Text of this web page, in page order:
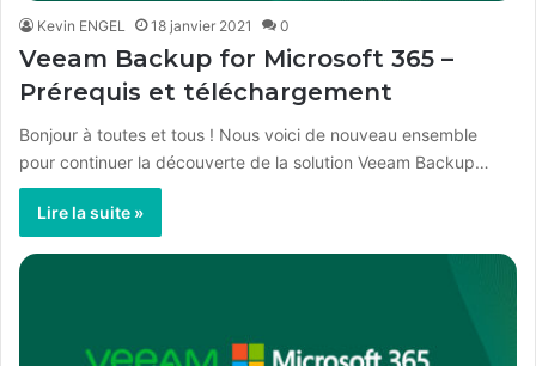
Kevin ENGEL 18 janvier 2021 0
Veeam Backup for Microsoft 365 –
Prérequis et téléchargement
Bonjour à toutes et tous ! Nous voici de nouveau ensemble
pour continuer la découverte de la solution Veeam Backup…
Lire la suite »